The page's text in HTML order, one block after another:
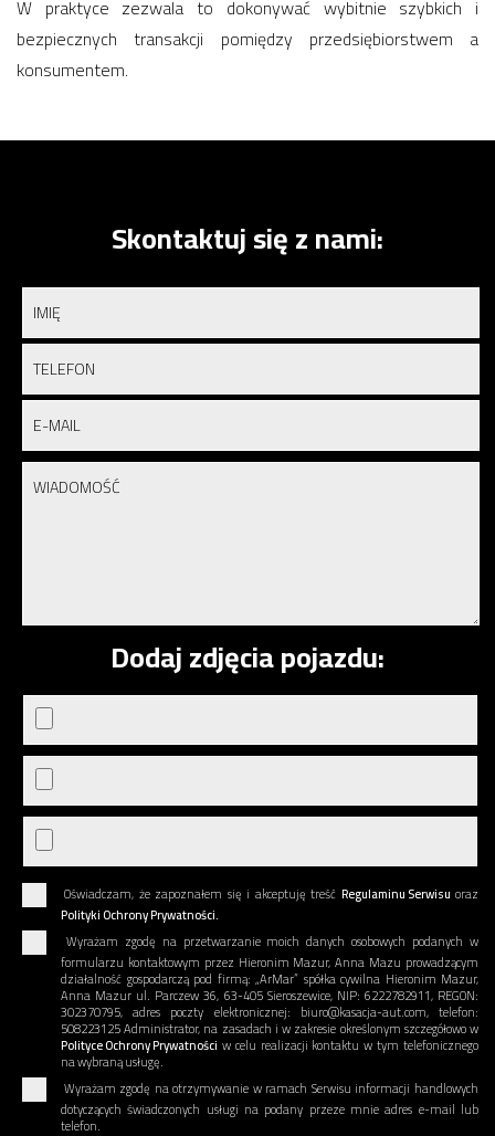
W praktyce zezwala to dokonywać wybitnie szybkich i
bezpiecznych transakcji pomiędzy przedsiębiorstwem a
konsumentem.
Skontaktuj się z nami:
Dodaj zdjęcia pojazdu:
Oświadczam, że zapoznałem się i akceptuję treść Regulaminu Serwisu oraz
Polityki Ochrony Prywatności.
Wyrażam zgodę na przetwarzanie moich danych osobowych podanych w
formularzu kontaktowym przez Hieronim Mazur, Anna Mazu prowadzącym
działalność gospodarczą pod firmą: „ArMar” spółka cywilna Hieronim Mazur,
Anna Mazur ul. Parczew 36, 63-405 Sieroszewice, NIP: 6222782911, REGON:
302370795, adres poczty elektronicznej: biuro@kasacja-aut.com, telefon:
508223125 Administrator, na zasadach i w zakresie określonym szczegółowo w
Polityce Ochrony Prywatności w celu realizacji kontaktu w tym telefonicznego
na wybraną usługę.
Wyrażam zgodę na otrzymywanie w ramach Serwisu informacji handlowych
dotyczących świadczonych usługi na podany przeze mnie adres e-mail lub
telefon.